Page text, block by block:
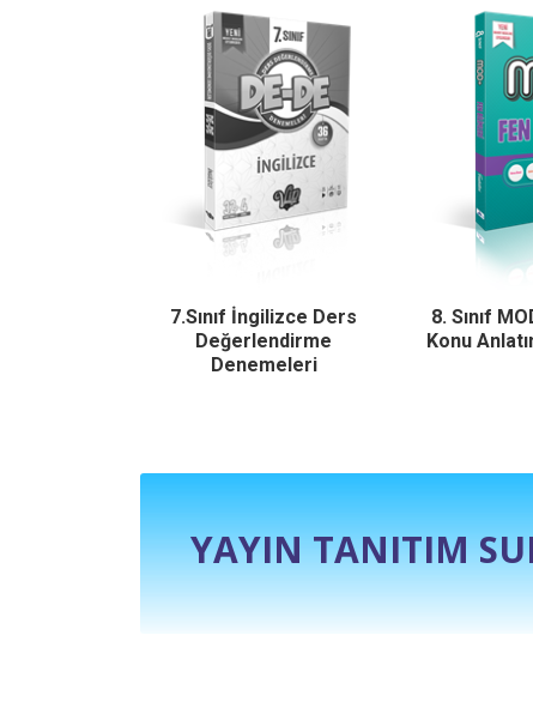
7.Sınıf İngilizce Ders
Değerlendirme
Denemeleri
8. Sınıf
Konu
YAYIN TANITIM